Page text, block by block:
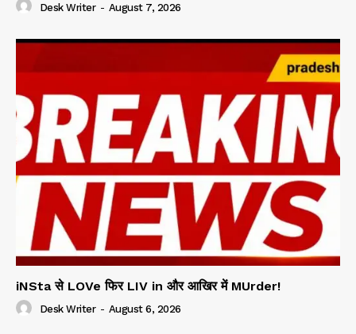
Desk Writer - August 7, 2026
iNSta से LOVe फिर LIV in और आखिर में MUrder!
Desk Writer - August 6, 2026